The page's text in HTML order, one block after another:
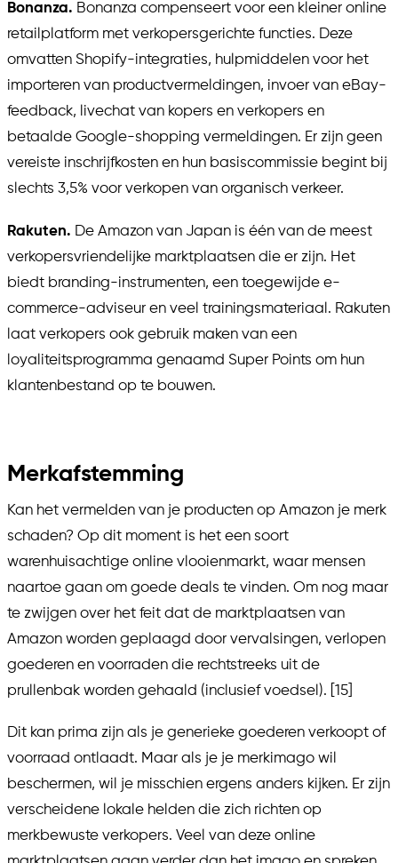
Bonanza. Bonanza compenseert voor een kleiner online
retailplatform met verkopersgerichte functies. Deze
omvatten Shopify-integraties, hulpmiddelen voor het
importeren van productvermeldingen, invoer van eBay-
feedback, livechat van kopers en verkopers en
betaalde Google-shopping vermeldingen. Er zijn geen
vereiste inschrijfkosten en hun basiscommissie begint bij
slechts 3,5% voor verkopen van organisch verkeer.
Rakuten. De Amazon van Japan is één van de meest
verkopersvriendelijke marktplaatsen die er zijn. Het
biedt branding-instrumenten, een toegewijde e-
commerce-adviseur en veel trainingsmateriaal. Rakuten
laat verkopers ook gebruik maken van een
loyaliteitsprogramma genaamd Super Points om hun
klantenbestand op te bouwen.
Merkafstemming
Kan het vermelden van je producten op Amazon je merk
schaden? Op dit moment is het een soort
warenhuisachtige online vlooienmarkt, waar mensen
naartoe gaan om goede deals te vinden. Om nog maar
te zwijgen over het feit dat de marktplaatsen van
Amazon worden geplaagd door vervalsingen, verlopen
goederen en voorraden die rechtstreeks uit de
prullenbak worden gehaald (inclusief voedsel). [15]
Dit kan prima zijn als je generieke goederen verkoopt of
voorraad ontlaadt. Maar als je je merkimago wil
beschermen, wil je misschien ergens anders kijken. Er zijn
verscheidene lokale helden die zich richten op
merkbewuste verkopers. Veel van deze online